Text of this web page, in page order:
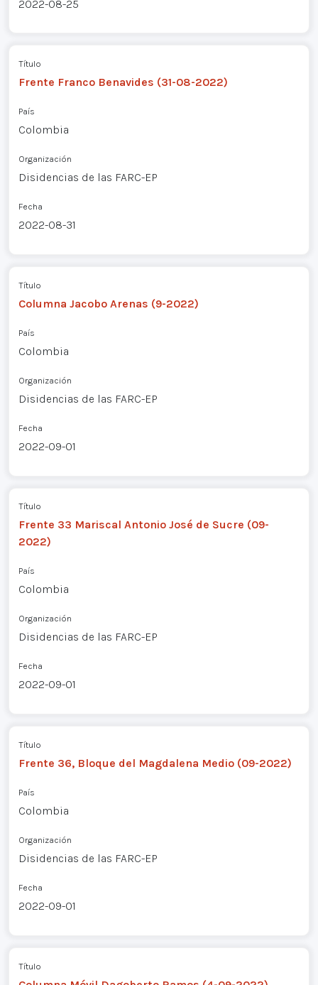
2022-08-25
Título
Frente Franco Benavides (31-08-2022)
País
Colombia
Organización
Disidencias de las FARC-EP
Fecha
2022-08-31
Título
Columna Jacobo Arenas (9-2022)
País
Colombia
Organización
Disidencias de las FARC-EP
Fecha
2022-09-01
Título
Frente 33 Mariscal Antonio José de Sucre (09-
2022)
País
Colombia
Organización
Disidencias de las FARC-EP
Fecha
2022-09-01
Título
Frente 36, Bloque del Magdalena Medio (09-2022)
País
Colombia
Organización
Disidencias de las FARC-EP
Fecha
2022-09-01
Título